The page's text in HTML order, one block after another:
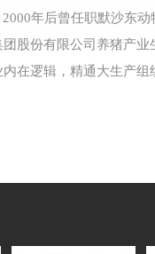
年后曾任职默沙东
股份有限公司养猪产
在逻辑，精通大生产